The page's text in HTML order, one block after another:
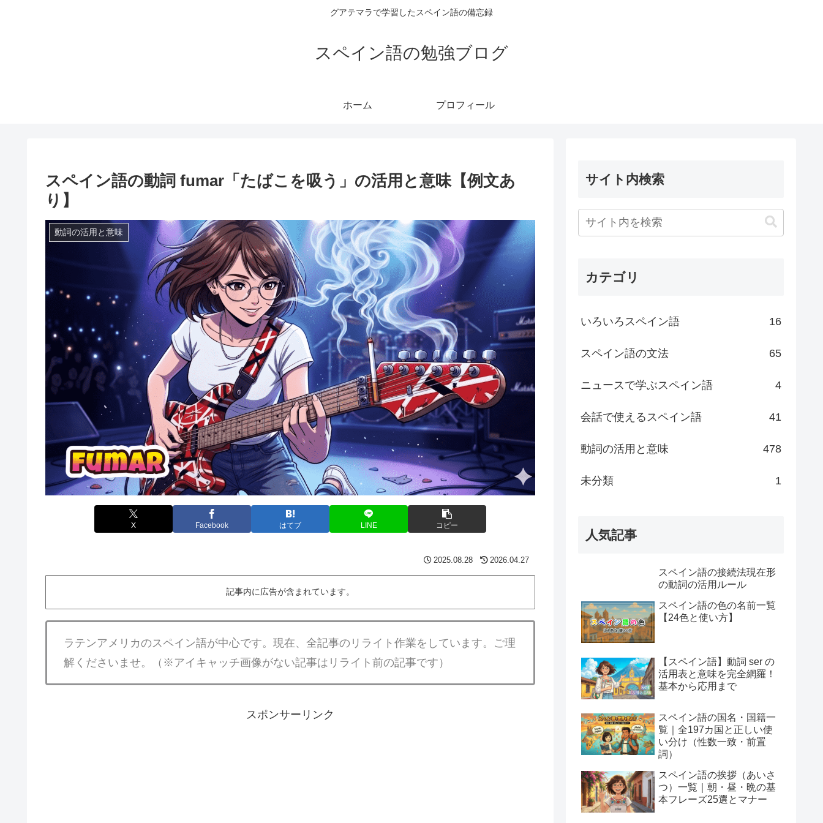
グアテマラで学習したスペイン語の備忘録
スペイン語の勉強ブログ
ホーム プロフィール
スペイン語の動詞 fumar「たばこを吸う」の活用と意味【例文あ
り】
動詞の活用と意味
X Facebook はてブ LINE コピー
2025.08.28 2026.04.27
記事内に広告が含まれています。
ラテンアメリカのスペイン語が中心です。現在、全記事のリライト作業をしています。ご理
解くださいませ。（※アイキャッチ画像がない記事はリライト前の記事です）
スポンサーリンク
サイト内検索
カテゴリ
いろいろスペイン語 16
スペイン語の文法 65
ニュースで学ぶスペイン語 4
会話で使えるスペイン語 41
動詞の活用と意味 478
未分類 1
人気記事
スペイン語の接続法現在形
の動詞の活用ルール
スペイン語の色の名前一覧
【24色と使い方】
【スペイン語】動詞 ser の
活用表と意味を完全網羅！
基本から応用まで
スペイン語の国名・国籍一
覧｜全197カ国と正しい使
い分け（性数一致・前置
詞）
スペイン語の挨拶（あいさ
つ）一覧｜朝・昼・晩の基
本フレーズ25選とマナー